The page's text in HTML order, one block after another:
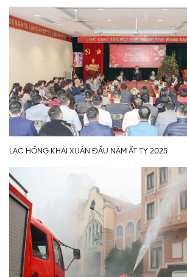
LẠC HỒNG KHAI XUÂN ĐẦU NĂM ẤT TỴ 2025